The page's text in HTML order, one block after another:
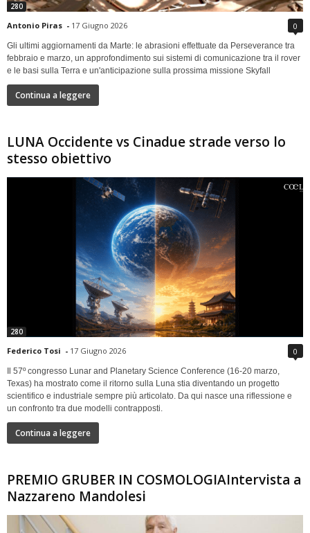
280
Antonio Piras - 17 Giugno 2026 0
Gli ultimi aggiornamenti da Marte: le abrasioni effettuate da Perseverance tra
febbraio e marzo, un approfondimento sui sistemi di comunicazione tra il rover
e le basi sulla Terra e un'anticipazione sulla prossima missione Skyfall
Continua a leggere
LUNA Occidente vs Cinadue strade verso lo
stesso obiettivo
280
Federico Tosi - 17 Giugno 2026 0
Il 57º congresso Lunar and Planetary Science Conference (16-20 marzo,
Texas) ha mostrato come il ritorno sulla Luna stia diventando un progetto
scientifico e industriale sempre più articolato. Da qui nasce una riflessione e
un confronto tra due modelli contrapposti.
Continua a leggere
PREMIO GRUBER IN COSMOLOGIAIntervista a
Nazzareno Mandolesi